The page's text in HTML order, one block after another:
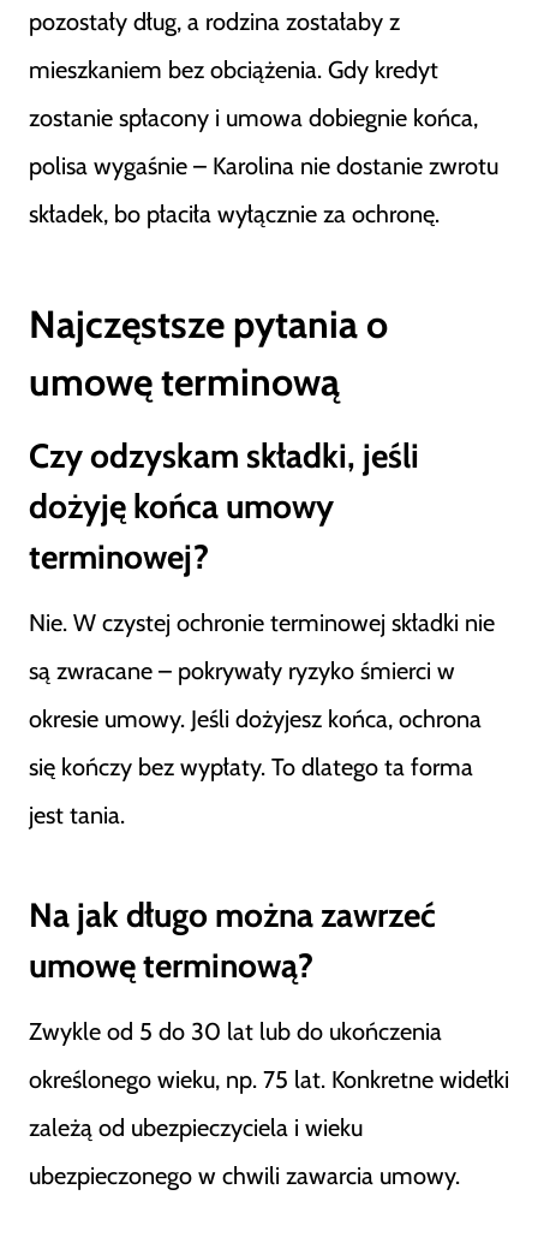
pozostały dług, a rodzina zostałaby z
mieszkaniem bez obciążenia. Gdy kredyt
zostanie spłacony i umowa dobiegnie końca,
polisa wygaśnie – Karolina nie dostanie zwrotu
składek, bo płaciła wyłącznie za ochronę.
Najczęstsze pytania o
umowę terminową
Czy odzyskam składki, jeśli
dożyję końca umowy
terminowej?
Nie. W czystej ochronie terminowej składki nie
są zwracane – pokrywały ryzyko śmierci w
okresie umowy. Jeśli dożyjesz końca, ochrona
się kończy bez wypłaty. To dlatego ta forma
jest tania.
Na jak długo można zawrzeć
umowę terminową?
Zwykle od 5 do 30 lat lub do ukończenia
określonego wieku, np. 75 lat. Konkretne widełki
zależą od ubezpieczyciela i wieku
ubezpieczonego w chwili zawarcia umowy.